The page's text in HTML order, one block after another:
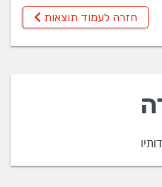
חזרה לעמוד תוצאות